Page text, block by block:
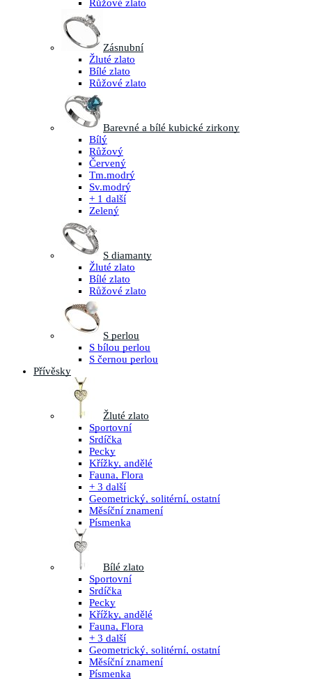
Růžové zlato
Zásnubní
Žluté zlato
Bílé zlato
Růžové zlato
Barevné a bílé kubické zirkony
Bílý
Růžový
Červený
Tm.modrý
Sv.modrý
+ 1 další
Zelený
S diamanty
Žluté zlato
Bílé zlato
Růžové zlato
S perlou
S bílou perlou
S černou perlou
Přívěsky
Žluté zlato
Sportovní
Srdíčka
Pecky
Křížky, andělé
Fauna, Flora
+ 3 další
Geometrický, solitérní, ostatní
Měsíční znamení
Písmenka
Bílé zlato
Sportovní
Srdíčka
Pecky
Křížky, andělé
Fauna, Flora
+ 3 další
Geometrický, solitérní, ostatní
Měsíční znamení
Písmenka